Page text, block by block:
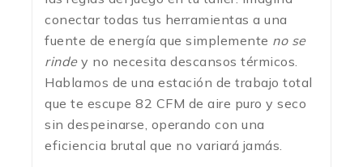
conectar todas tus herramientas a una
fuente de energía que simplemente no se
rindey no necesita descansos térmicos.
Hablamos de una estación de trabajo total
que te escupe 82 CFM de aire puro y seco
sin despeinarse, operando con una
eficiencia brutal que no variará jamás.